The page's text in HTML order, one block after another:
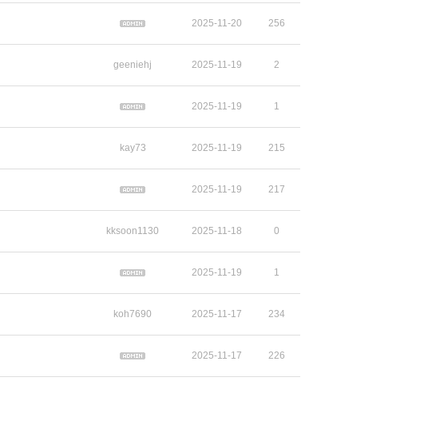
2025-11-20 256
geeniehj 2025-11-19 2
2025-11-19 1
kay73 2025-11-19 215
2025-11-19 217
kksoon1130 2025-11-18 0
2025-11-19 1
koh7690 2025-11-17 234
2025-11-17 226